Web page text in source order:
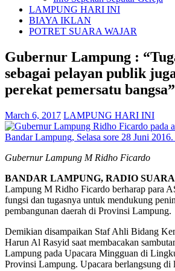
LAMPUNG HARI INI
BIAYA IKLAN
POTRET SUARA WAJAR
Gubernur Lampung :
sebagai pelayan publik
perekat pemersatu bangsa”
March 6, 2017 LAMPUNG HARI INI
Gubernur Lampung M Ridho Ficardo
BANDAR LAMPUNG, RADIO
Lampung M Ridho Ficardo berharap para
fungsi dan tugasnya untuk mendukung
pembangunan daerah di Provinsi Lampung.
Demikian disampaikan Staf Ahli Bidang
Harun Al Rasyid saat membacakan
Lampung pada Upacara Mingguan di
Provinsi Lampung. Upacara berlangsung